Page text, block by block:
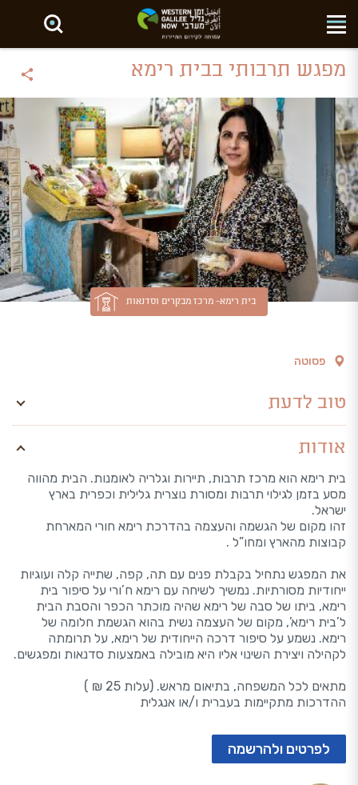
חפש באתר
מפגש תרבותי בבית רימא
בית רימא- מרכז מבקרים וסדנאות
פסוטה
טוב לדעת
אודות
בית רימא הוא מרכז תרבות, תיירות וגלריה לאומנות. הבית מהווה
מסע בזמן לגילוי תרבות ומסורת נוצרית גלילית וכפרית בארץ
ישראל.
זהו מקום של הגשמה והעצמה בהדרכת רימא חורי המארחת
קבוצות מהארץ ומחו”ל .
את המפגש נתחיל בקבלת פנים עם תה, קפה, שתייה קלה ועוגיות
ייחודיות מסורתיות. נמשיך לשיחה עם רימא ח’ורי על סיפור בית
רימא, ביתו של סבה של רימא שהיה מוכתר הכפר והסבת הבית
ל’בית רימא’, מקום של העצמה נשית בהוא הגשמת חלומה של
רימא. נשמע על סיפור דרכה הייחודית של רימא, על תרומתה
לקהילה ויצירת השינוי אליו היא מובילה באמצעות סדנאות ומפגשים.
מתאים לכל המשפחה, בתיאום מראש. (עלות 25 ₪ )
ההדרכות מתקיימות בעברית ו/או אנגלית
לפרטים ולהרשמה